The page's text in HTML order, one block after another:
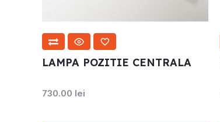
LAMPA POZITIE CENTRALA
730.00 lei